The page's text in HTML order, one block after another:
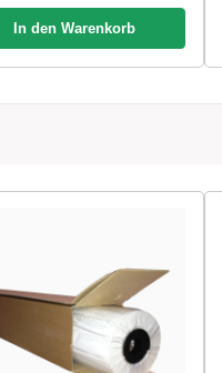
In den Warenkorb